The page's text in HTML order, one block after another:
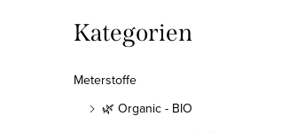
e
i
Kategorien
überspringen
Kategorien
Meterstoffe
🌿 Organic - BIO